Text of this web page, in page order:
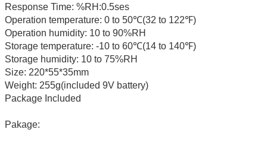
Response Time: %RH:0.5ses
Operation temperature: 0 to 50℃(32 to 122℉)
Operation humidity: 10 to 90%RH
Storage temperature: -10 to 60℃(14 to 140℉)
Storage humidity: 10 to 75%RH
Size: 220*55*35mm
Weight: 255g(included 9V battery)
Package Included
Pakage: